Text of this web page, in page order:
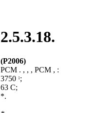
2.5.3.18.
(P2006)
PCM . , , , PCM , :
3750 1 ;
63 C;
*.